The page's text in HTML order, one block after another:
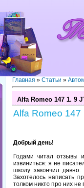
Главная » Статьи »
Alfa Romeo 147 1. 9
Alfa Romeo 147
Добрый день!
Годами читал отзывы
извиниться: я не
школу закончил
Захотелось написать
толком никто про них не